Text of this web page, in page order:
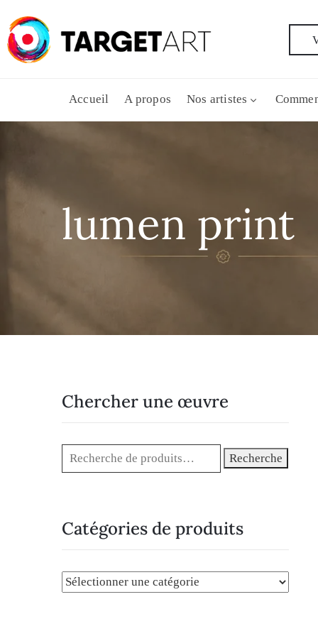
Accueil A propos Nos artistes
lumen print
Chercher une œuvre
Recherche
Catégories de produits